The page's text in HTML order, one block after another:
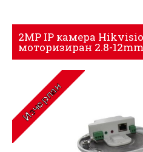
2MP IP камера
моторизиран 2.8-